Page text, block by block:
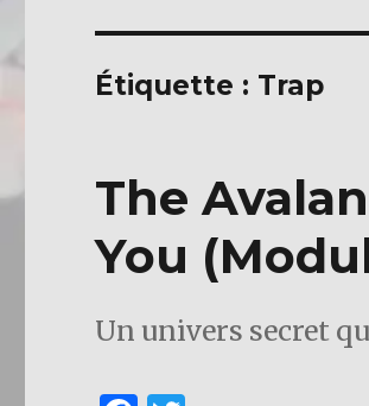
Étiquette : Trap
The
You
Un univers secret